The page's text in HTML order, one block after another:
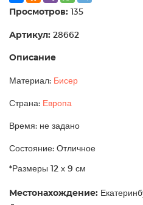
Просмотров: 135
Артикул: 28662
Описание
Материал: Бисер
Страна: Европа
Время: не задано
Состояние: Отличное
*Размеры 12 х 9 см
Местонахождение: